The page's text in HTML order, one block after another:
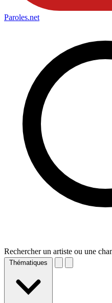
Paroles.net
Rechercher un artiste ou une
Thématiques